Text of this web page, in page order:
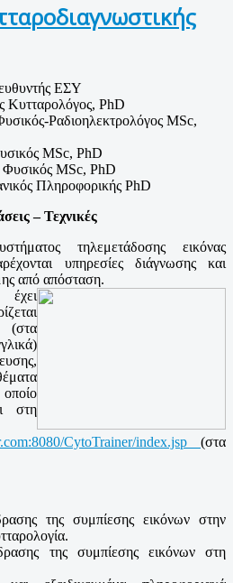
ΕΣΥ
Κυτταρολόγος, PhD
Ραδιοηλεκτρολόγος MSc,
MSc, PhD
MSc, PhD
Πληροφορικής PhD
– Τεχνικές
τηλεμετάδοσης εικόνας
υπηρεσίες διάγνωσης και
από απόσταση.
στη
CytoTrainer/index.jsp (στα
της συμπίεσης εικόνων στην
της συμπίεσης εικόνων στη